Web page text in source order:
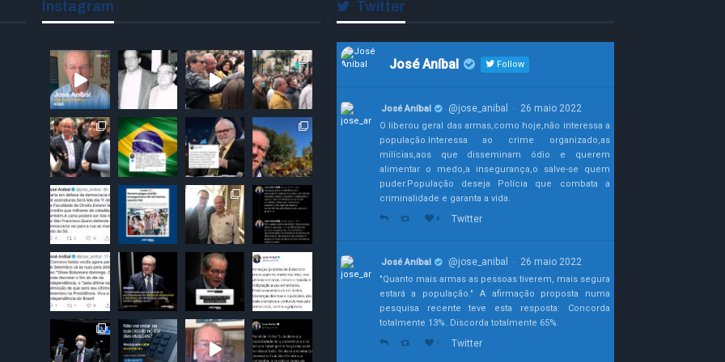
Instagram Twitter
José Aníbal Follow
José Aníbal @jose_anibal · 26 maio 2022
O liberou geral das armas,como hoje,não interessa a
população.Interessa ao crime organizado,as
milícias,aos que disseminam ódio e querem
alimentar o medo,a insegurança,o salve-se quem
puder.População deseja Polícia que combata a
criminalidade e garanta a vida.
4 Twitter
José Aníbal @jose_anibal · 26 maio 2022
"Quanto mais armas as pessoas tiverem, mais segura
estará a população." A afirmação proposta numa
pesquisa recente teve esta resposta: Concorda
totalmente 13%. Discorda totalmente 65%.
1 Twitter